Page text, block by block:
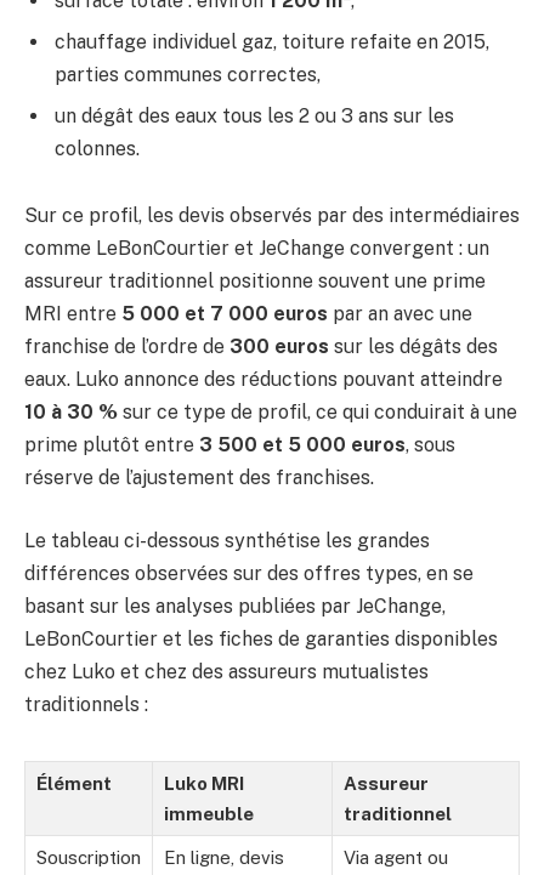
chauffage individuel gaz, toiture refaite en 2015,
parties communes correctes,
un dégât des eaux tous les 2 ou 3 ans sur les
colonnes.
Sur ce profil, les devis observés par des intermédiaires
comme LeBonCourtier et JeChange convergent : un
assureur traditionnel positionne souvent une prime
MRI entre 5 000 et 7 000 euros par an avec une
franchise de l’ordre de 300 euros sur les dégâts des
eaux. Luko annonce des réductions pouvant atteindre
10 à 30 % sur ce type de profil, ce qui conduirait à une
prime plutôt entre 3 500 et 5 000 euros, sous
réserve de l’ajustement des franchises.
Le tableau ci-dessous synthétise les grandes
différences observées sur des offres types, en se
basant sur les analyses publiées par JeChange,
LeBonCourtier et les fiches de garanties disponibles
chez Luko et chez des assureurs mutualistes
traditionnels :
Élément
Luko MRI
immeuble
Assureur
traditionnel
Souscription
En ligne, devis
Via agent ou